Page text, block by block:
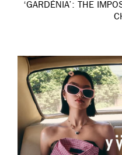
‘GARDÉNIA’: THE